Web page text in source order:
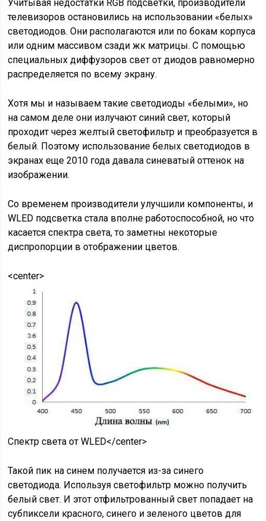
Учитывая недостатки RGB подсветки, производители
телевизоров остановились на использовании «белых»
светодиодов. Они располагаются или по бокам корпуса
или одним массивом сзади жк матрицы. С помощью
специальных диффузоров свет от диодов равномерно
распределяется по всему экрану.
Хотя мы и называем такие светодиоды «белыми», но
на самом деле они излучают синий свет, который
проходит через желтый светофильтр и преобразуется в
белый. Поэтому использование белых светодиодов в
экранах еще 2010 года давала синеватый оттенок на
изображении.
Со временем производители улучшили компоненты, и
WLED подсветка стала вполне работоспособной, но что
касается спектра света, то заметны некоторые
диспропорции в отображении цветов.
<center>
Спектр света от WLED</center>
Такой пик на синем получается из-за синего
светодиода. Используя светофильтр можно получить
белый свет. И этот отфильтрованный свет попадает на
субпиксели красного, синего и зеленого цветов для